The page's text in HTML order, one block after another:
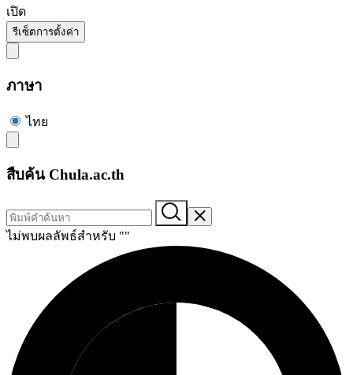
เปิด
รีเซ็ตการตั้งค่า
ภาษา
ไทย
สืบค้น Chula.ac.th
ไม่พบผลลัพธ์สำหรับ ""